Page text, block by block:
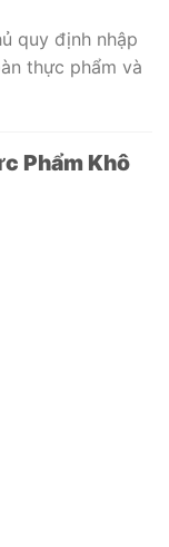
quy định nhập
thực phẩm và
Phẩm Khô